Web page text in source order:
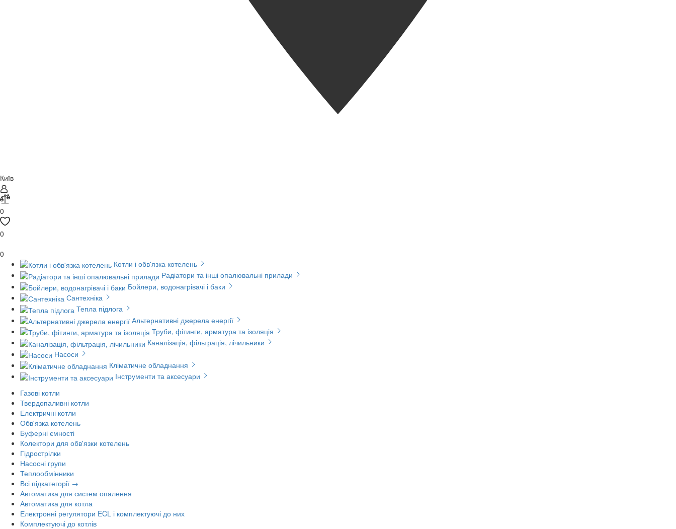
Київ
0
0
0
Котли і обв'язка котелень
Радіатори та інші опалювальні прилади
Бойлери, водонагрівачі і баки
Сантехніка
Тепла підлога
Альтернативні джерела енергії
Труби, фітинги, арматура та ізоляція
Каналізація, фільтрація, лічильники
Насоси
Кліматичне обладнання
Інструменти та аксесуари
Газові котли
Твердопаливні котли
Електричні котли
Обв'язка котелень
Буферні ємності
Колектори для обв'язки котелень
Гідрострілки
Насосні групи
Теплообмінники
Всі підкатегорії →
Автоматика для систем опалення
Автоматика для котла
Електронні регулятори ECL і комплектуючі до них
Комплектуючі до котлів